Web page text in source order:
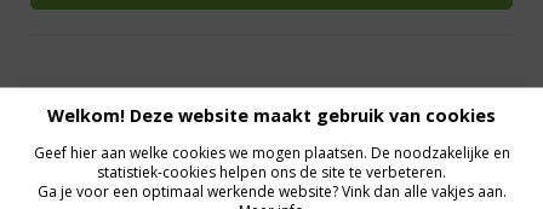
Welkom! Deze website maakt gebruik van cookies
Geef hier aan welke cookies we mogen plaatsen. De noodzakelijke en
statistiek-cookies helpen ons de site te verbeteren.
Ga je voor een optimaal werkende website? Vink dan alle vakjes aan.